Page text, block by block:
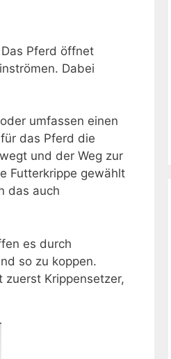
Pferd öffnet
Dabei
umfassen einen
das Pferd die
und der Weg zur
Futterkrippe gewählt
das auch
es durch
so zu koppen.
zuerst Krippensetzer,